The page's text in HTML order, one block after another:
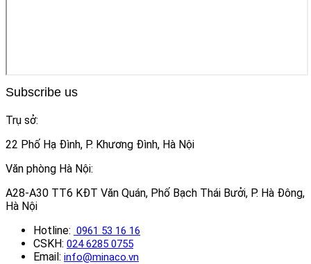
Subscribe us
Trụ sở:
22 Phố Hạ Đình, P. Khương Đình, Hà Nội
Văn phòng Hà Nội:
A28-A30 TT6 KĐT Văn Quán, Phố Bạch Thái Bưởi, P. Hà Đông,
Hà Nội
Hotline: 0961 53 16 16
CSKH: 024 6285 0755
Email: info@minaco.vn